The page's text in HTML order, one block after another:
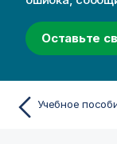
Оставьте